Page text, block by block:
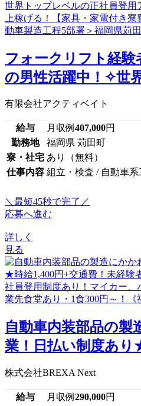
フォークリフト経験
の男性活躍中！✧世
有限会社アクティベイト
給与 月収例 407,000円
勤務地
福岡県 苅田町
寮・社宅 あり（無料）
仕事内容 組立・検査 / 自動車系
＼最短45秒で完了／
応募へ進む
詳しく
見る
自動車内装部品の製
業！日払い制度あり
株式会社BREXA Next
給与 月収例 290,000円